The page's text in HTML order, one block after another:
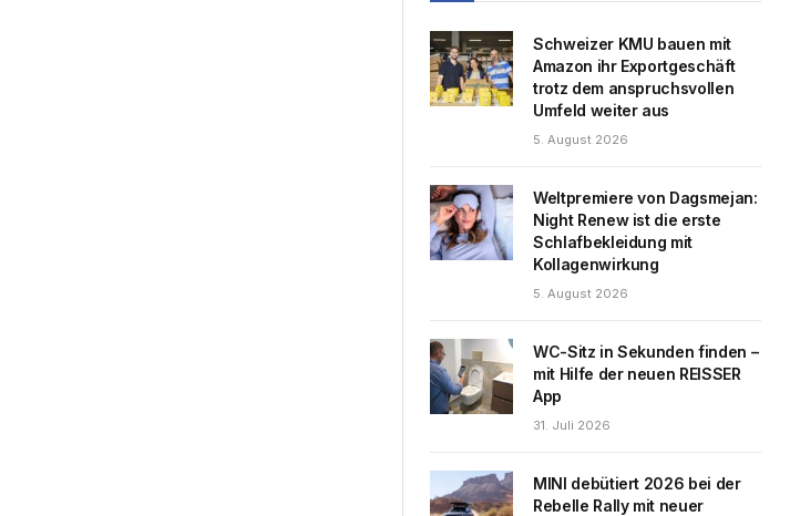
Schweizer KMU bauen mit
Amazon ihr Exportgeschäft
trotz dem anspruchsvollen
Umfeld weiter aus
5. August 2026
Weltpremiere von Dagsmejan:
Night Renew ist die erste
Schlafbekleidung mit
Kollagenwirkung
5. August 2026
WC-Sitz in Sekunden finden –
mit Hilfe der neuen REISSER
App
31. Juli 2026
MINI debütiert 2026 bei der
Rebelle Rally mit neuer